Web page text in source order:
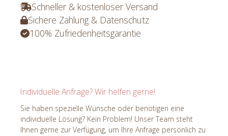
Schneller & kostenloser Versand
Sichere Zahlung & Datenschutz
100% Zufriedenheitsgarantie
Individuelle Anfrage? Wir helfen gerne!
Sie haben spezielle Wünsche oder benötigen eine
individuelle Lösung? Kein Problem! Unser Team steht
Ihnen gerne zur Verfügung, um Ihre Anfrage persönlich zu